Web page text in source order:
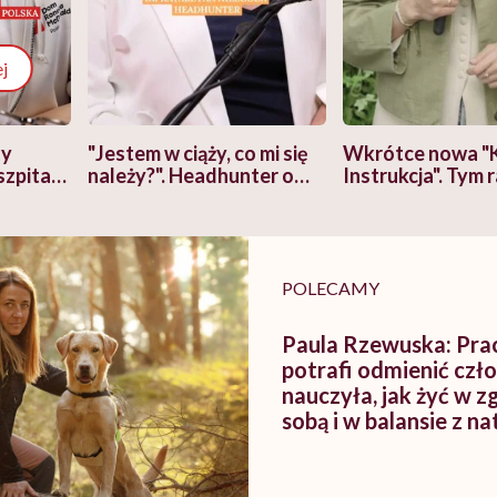
"Jestem w ciąży, co mi się
należy?". Headhunter o
pracy
Wkrótce nowa
Instrukcja". Tym
POLECAMY
Paula Rzewuska:
potrafi odmienić
nauczyła, jak żyć w
sobą i w balansie z